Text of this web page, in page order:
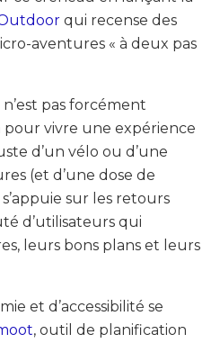
qui recense des
aventures « à deux pas
pas forcément
pour vivre une expérience
d’un vélo ou d’une
(et d’une dose de
sur les retours
d’utilisateurs qui
leurs bons plans et leurs
et d’accessibilité se
, outil de planification